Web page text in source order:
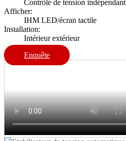
Contrôle de tension indépendant
Afficher:
IHM LED/écran tactile
Installation:
Intérieur extérieur
Enquête